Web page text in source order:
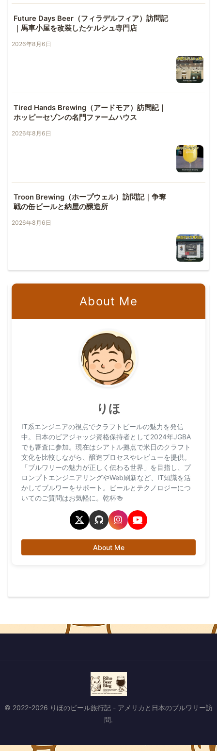
Future Days Beer（フィラデルフィア）訪問記
｜馬車小屋を改装したケルシュ専門店
2026年8月6日
Tired Hands Brewing（アードモア）訪問記｜
ホッピーセゾンの名門ファームハウス
2026年8月6日
Troon Brewing（ホープウェル）訪問記｜争奪
戦の缶ビールと納屋の醸造所
2026年8月6日
About Me
りほ
IT系エンジニアの視点でクラフトビールの魅力を発信
中。日本のビアジャッジ資格保持者として2024年JGBA
でも審査に参加。現在はシアトル拠点で米日のクラフト
文化を比較しながら、醸造プロセスやレビューを提供。
「ブルワリーの魅力が正しく伝わる世界」を目指し、プ
ロンプトエンジニアリングやWeb刷新など、IT知識を活
かしてブルワーをサポート。ビールとテクノロジーにつ
いてのご質問はお気軽に。乾杯🍻
About Me
© 2022-2026 りほのビール旅行記 - アメリカと日本のブルワリー訪
問.